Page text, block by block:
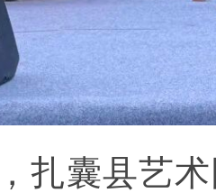
扎囊县艺